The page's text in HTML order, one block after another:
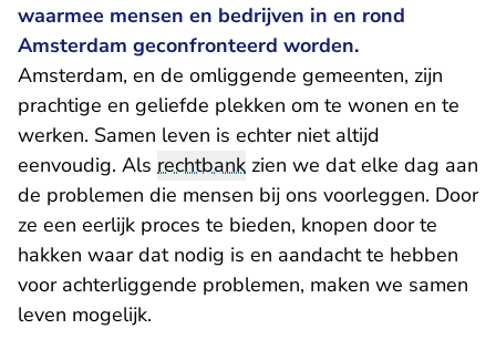
waarmee mensen en bedrijven in en rond
Amsterdam geconfronteerd worden.
Amsterdam, en de omliggende gemeenten, zijn
prachtige en geliefde plekken om te wonen en te
werken. Samen leven is echter niet altijd
eenvoudig. Als rechtbank zien we dat elke dag aan
de problemen die mensen bij ons voorleggen. Door
ze een eerlijk proces te bieden, knopen door te
hakken waar dat nodig is en aandacht te hebben
voor achterliggende problemen, maken we samen
leven mogelijk.